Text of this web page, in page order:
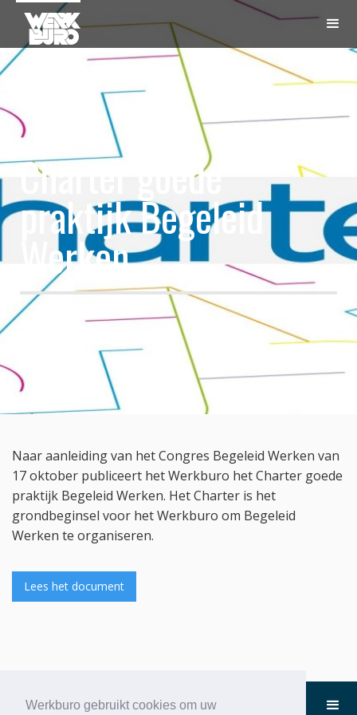
Werkburo gebruikt cookies om uw
Charter goede
praktijk Begeleid
Werken
Naar aanleiding van het Congres Begeleid Werken van
17 oktober publiceert het Werkburo het Charter goede
praktijk Begeleid Werken. Het Charter is het
grondbeginsel voor het Werkburo om Begeleid
Werken te organiseren.
Lees het document